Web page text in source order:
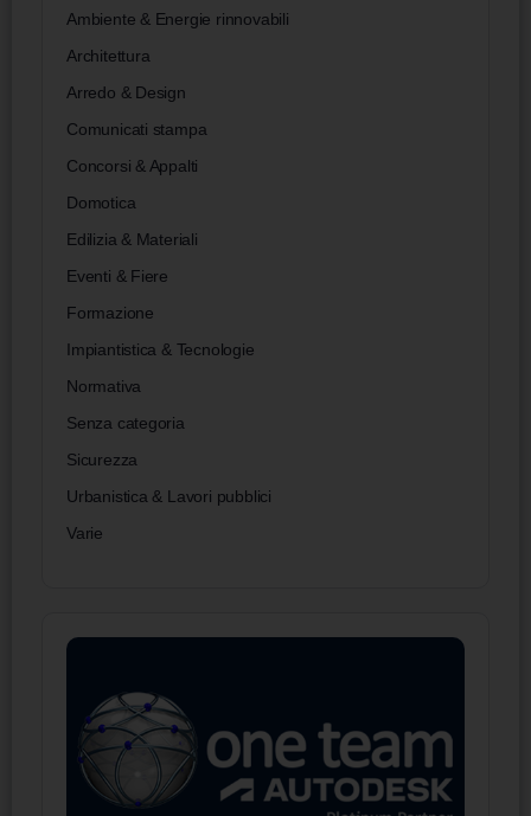
Ambiente & Energie rinnovabili
Architettura
Arredo & Design
Comunicati stampa
Concorsi & Appalti
Domotica
Edilizia & Materiali
Eventi & Fiere
Formazione
Impiantistica & Tecnologie
Normativa
Senza categoria
Sicurezza
Urbanistica & Lavori pubblici
Varie